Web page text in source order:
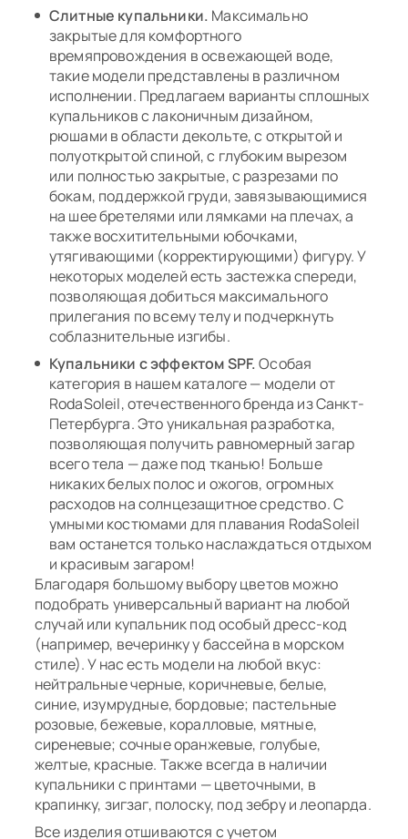
Слитные купальники. Максимально
закрытые для комфортного
времяпровождения в освежающей воде,
такие модели представлены в различном
исполнении. Предлагаем варианты сплошных
купальников с лаконичным дизайном,
рюшами в области декольте, с открытой и
полуоткрытой спиной, с глубоким вырезом
или полностью закрытые, с разрезами по
бокам, поддержкой груди, завязывающимися
на шее бретелями или лямками на плечах, а
также восхитительными юбочками,
утягивающими (корректирующими) фигуру. У
некоторых моделей есть застежка спереди,
позволяющая добиться максимального
прилегания по всему телу и подчеркнуть
соблазнительные изгибы.
Купальники с эффектом SPF.Особая
категория в нашем каталоге — модели от
RodaSoleil, отечественного бренда из Санкт-
Петербурга. Это уникальная разработка,
позволяющая получить равномерный загар
всего тела — даже под тканью! Больше
никаких белых полос и ожогов, огромных
расходов на солнцезащитное средство. С
умными костюмами для плавания RodaSoleil
вам останется только наслаждаться отдыхом
и красивым загаром!
Благодаря большому выбору цветов можно
подобрать универсальный вариант на любой
случай или купальник под особый дресс-код
(например, вечеринку у бассейна в морском
стиле). У нас есть модели на любой вкус:
нейтральные черные, коричневые, белые,
синие, изумрудные, бордовые; пастельные
розовые, бежевые, коралловые, мятные,
сиреневые; сочные оранжевые, голубые,
желтые, красные. Также всегда в наличии
купальники с принтами — цветочными, в
крапинку, зигзаг, полоску, под зебру и леопарда.
Все изделия отшиваются с учетом